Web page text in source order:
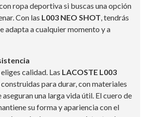
ropa deportiva si buscas una opción
Con las L003 NEO SHOT , tendrás
adapta a cualquier momento y a
, eliges calidad. Las LACOSTE L003
para durar, con materiales
una larga vida útil. El cuero de
su forma y apariencia con el